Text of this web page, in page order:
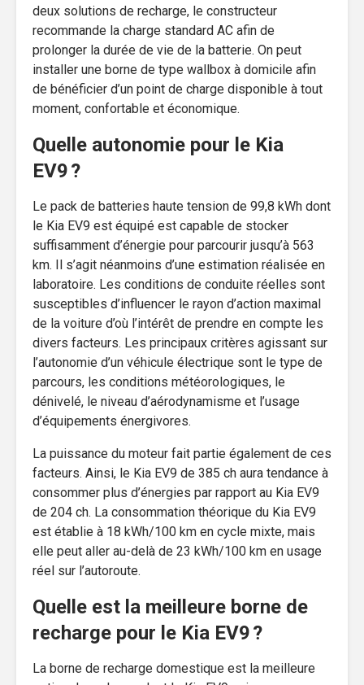
deux solutions de recharge, le constructeur
recommande la charge standard AC afin de
prolonger la durée de vie de la batterie. On peut
installer une borne de type wallbox à domicile afin
de bénéficier d’un point de charge disponible à tout
moment, confortable et économique.
Quelle autonomie pour le Kia
EV9 ?
Le pack de batteries haute tension de 99,8 kWh dont
le Kia EV9 est équipé est capable de stocker
suffisamment d’énergie pour parcourir jusqu’à 563
km. Il s’agit néanmoins d’une estimation réalisée en
laboratoire. Les conditions de conduite réelles sont
susceptibles d’influencer le rayon d’action maximal
de la voiture d’où l’intérêt de prendre en compte les
divers facteurs. Les principaux critères agissant sur
l’autonomie d’un véhicule électrique sont le type de
parcours, les conditions météorologiques, le
dénivelé, le niveau d’aérodynamisme et l’usage
d’équipements énergivores.
La puissance du moteur fait partie également de ces
facteurs. Ainsi, le Kia EV9 de 385 ch aura tendance à
consommer plus d’énergies par rapport au Kia EV9
de 204 ch. La consommation théorique du Kia EV9
est établie à 18 kWh/100 km en cycle mixte, mais
elle peut aller au-delà de 23 kWh/100 km en usage
réel sur l’autoroute.
Quelle est la meilleure borne de
recharge pour le Kia EV9 ?
La borne de recharge domestique est la meilleure